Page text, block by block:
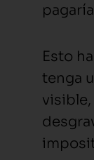
Esto
tenga